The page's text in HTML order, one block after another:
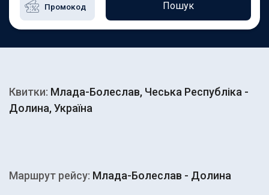
Пошук
Квитки: Млада-Болеслав, Чеська Республіка -
Долина, Україна
Маршрут рейсу: Млада-Болеслав - Долина